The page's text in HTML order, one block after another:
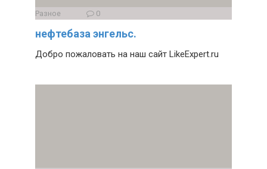
Разное 0
нефтебаза энгельс.
Добро пожаловать на наш сайт LikeExpert.ru